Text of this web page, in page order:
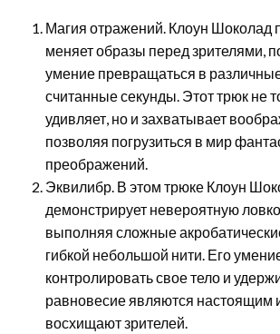
Магия отражений. Клоун Шоколад
меняет образы перед зрителями,
умение превращаться в
считанные секунды. Этот трюк не
удивляет, но и захватывает
позволяя погрузиться в мир
преображений.
Эквилибр. В этом трюке Клоун
демонстрирует невероятную
выполняя сложные
гибкой небольшой нити. Его
контролировать свое тело и
равновесие являются настоящим
восхищают зрителей.